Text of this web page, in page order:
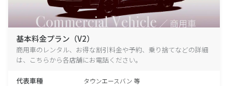
基本料金プラン（V2）
商用車のレンタル、お得な割引料金や予約、乗り捨てなどの詳細
は、こちらから各店舗にお電話ください。
代表車種 タウンエースバン 等